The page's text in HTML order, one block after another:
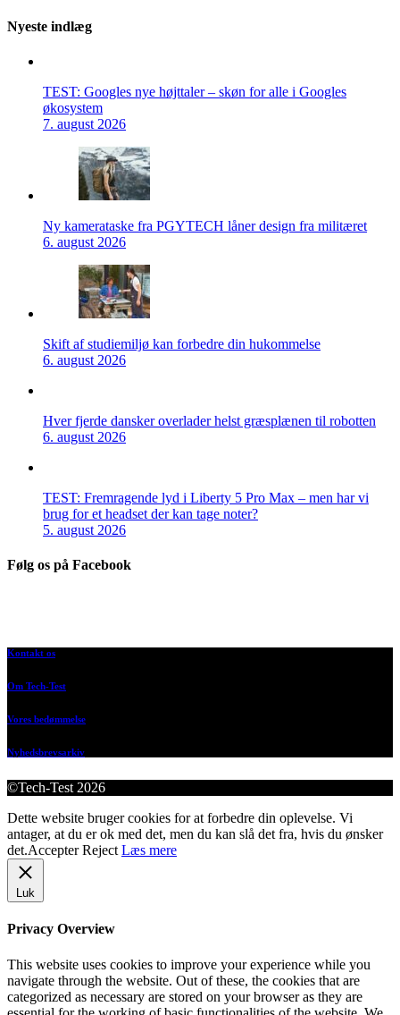
Nyeste indlæg
TEST: Googles nye højttaler – skøn for alle i Googles
økosystem
7. august 2026
Ny kamerataske fra PGYTECH låner design fra militæret
6. august 2026
Skift af studiemiljø kan forbedre din hukommelse
6. august 2026
Hver fjerde dansker overlader helst græsplænen til robotten
6. august 2026
TEST: Fremragende lyd i Liberty 5 Pro Max – men har vi
brug for et headset der kan tage noter?
5. august 2026
Følg os på Facebook
Kontakt os
Om Tech-Test
Vores bedømmelse
Nyhedsbrevsarkiv
©Tech-Test 2026
Dette website bruger cookies for at forbedre din oplevelse. Vi
antager, at du er ok med det, men du kan slå det fra, hvis du ønsker
det.Accepter Reject Læs mere
Luk
Privacy Overview
This website uses cookies to improve your experience while you
navigate through the website. Out of these, the cookies that are
categorized as necessary are stored on your browser as they are